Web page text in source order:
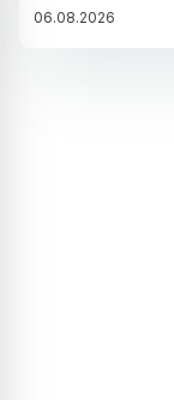
06.08.2026